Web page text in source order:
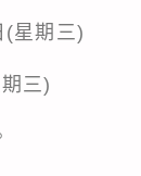
(星期三)
三)